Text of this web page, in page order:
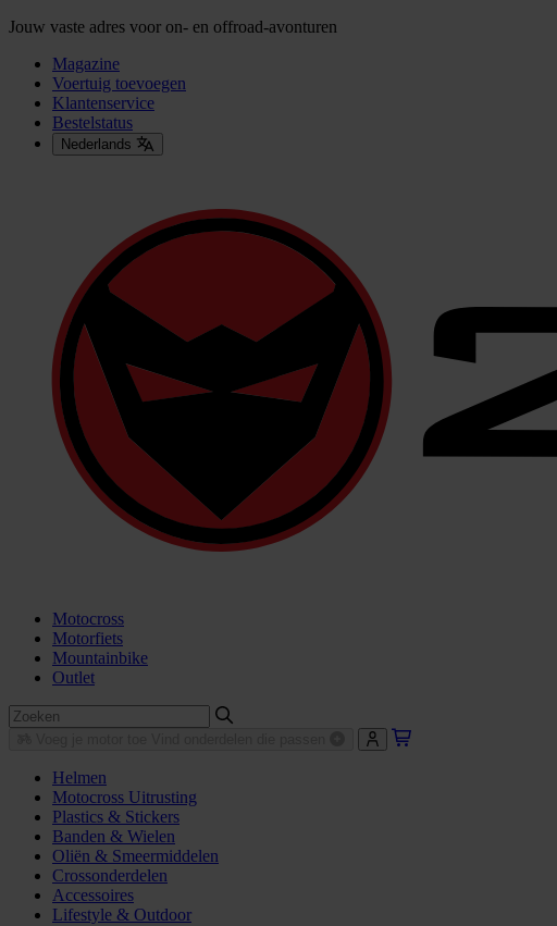
Jouw vaste adres voor on- en offroad-avonturen
Magazine
Voertuig toevoegen
Klantenservice
Bestelstatus
Nederlands
Motocross
Motorfiets
Mountainbike
Outlet
Helmen
Motocross Uitrusting
Plastics & Stickers
Banden & Wielen
Oliën & Smeermiddelen
Crossonderdelen
Accessoires
Lifestyle & Outdoor